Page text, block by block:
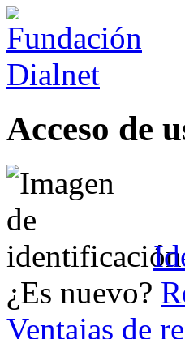
Acceso de
¿Es nuevo?
Ventajas de